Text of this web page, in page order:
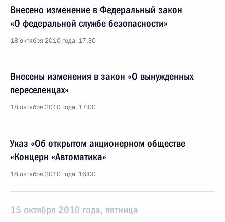
Внесено изменение в Федеральный закон
«О федеральной службе безопасности»
18 октября 2010 года, 17:30
Внесены изменения в закон «О вынужденных
переселенцах»
18 октября 2010 года, 17:00
Указ «Об открытом акционерном обществе
«Концерн «Автоматика»
18 октября 2010 года, 16:00
15 октября 2010 года, пятница